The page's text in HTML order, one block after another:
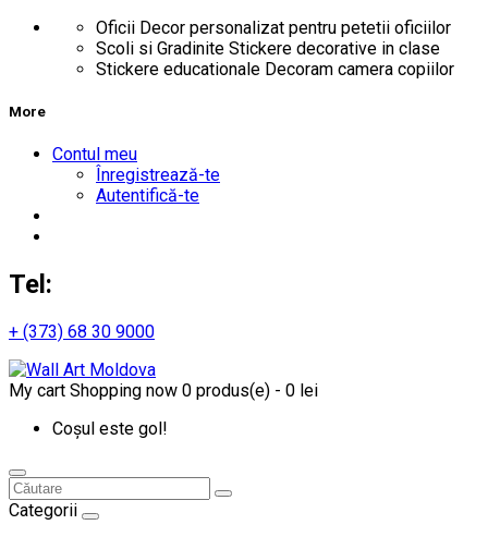
Oficii Decor personalizat pentru petetii oficiilor
Scoli si Gradinite Stickere decorative in clase
Stickere educationale Decoram camera copiilor
More
Contul meu
Înregistrează-te
Autentifică-te
Tel:
+ (373) 68 30 9000
My cart Shopping now 0 produs(e) - 0 lei
Coșul este gol!
Categorii